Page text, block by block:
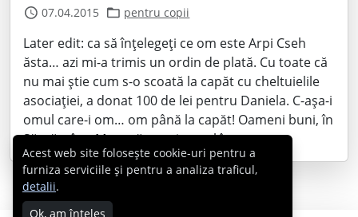
07.04.2015 pentru copii
Later edit: ca să înțelegeți ce om este Arpi Cseh
ăsta… azi mi-a trimis un ordin de plată. Cu toate că
nu mai știe cum s-o scoată la capăt cu cheltuielile
asociației, a donat 100 de lei pentru Daniela. C-așa-i
omul care-i om… om până la capăt! Oameni buni, în
Săptămâna Mare vă cer ajutorul în…
Acest web site folosește cookie-uri pentru a
furniza serviciile și pentru a analiza traficul,
detalii.
Ok, am înțeles